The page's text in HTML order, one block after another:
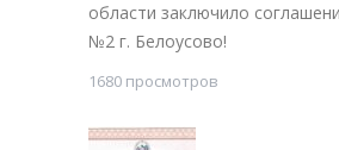
области заключило
№2 г. Белоусово!
1680 просмотров